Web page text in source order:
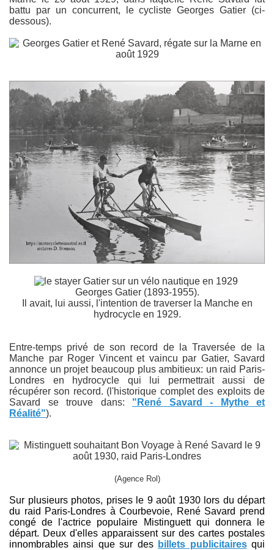
battu par un concurrent, le cycliste Georges Gatier (ci-
dessous).
Georges Gatier (1893-1955).
Il avait, lui aussi, l'intention de traverser la Manche en
hydrocycle en 1929.
Entre-temps privé de son record de la Traversée de la
Manche par Roger Vincent et vaincu par Gatier, Savard
annonce un projet beaucoup plus ambitieux: un raid Paris-
Londres en hydrocycle qui lui permettrait aussi de
récupérer son record. (l'historique complet des exploits de
Savard se trouve dans: "René Savard - Mythe et
Réalité").
(Agence Rol)
Sur plusieurs photos, prises le 9 août 1930 lors du départ
du raid Paris-Londres à Courbevoie, René Savard prend
congé de l'actrice populaire Mistinguett qui donnera le
départ. Deux d'elles apparaissent sur des cartes postales
innombrables ainsi que sur des billets publicitaires qui